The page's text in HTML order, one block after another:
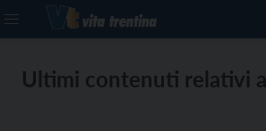
Ultimi contenuti relativi a